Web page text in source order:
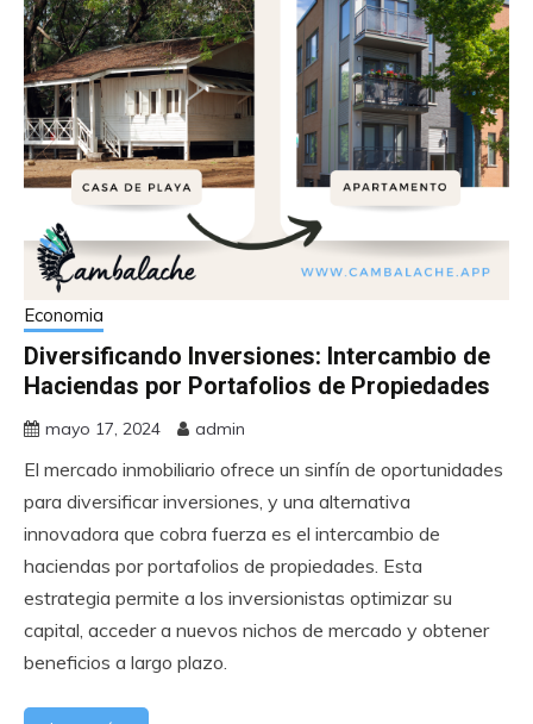
Economia
Diversificando Inversiones: Intercambio de
Haciendas por Portafolios de Propiedades
mayo 17, 2024 admin
El mercado inmobiliario ofrece un sinfín de oportunidades
para diversificar inversiones, y una alternativa
innovadora que cobra fuerza es el intercambio de
haciendas por portafolios de propiedades. Esta
estrategia permite a los inversionistas optimizar su
capital, acceder a nuevos nichos de mercado y obtener
beneficios a largo plazo.